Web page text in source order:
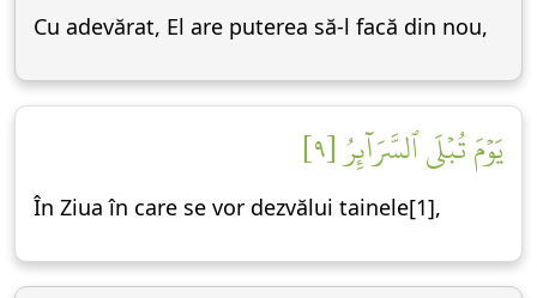
Cu adevărat, El are puterea să-l facă din nou,
يَوۡمَ تُبۡلَى ٱلسَّرَآئِرُ [٩]
În Ziua în care se vor dezvălui tainele[1],